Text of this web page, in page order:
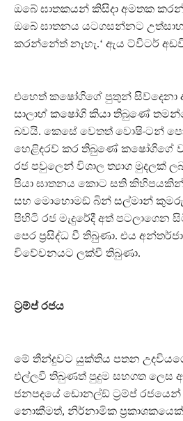
ඔබේ ඝාතකයන් කිසිදා අමතක
ඔබේ ඝාතනය යටගසන්නට
කරන්නේත් නැහැ.‘ ඇය ට්විටර්
එහෙත් කෂෝගිගේ පුතුන්
සාලාහ් කෂෝගි කියා තිබුණේ
බවයි. කෙසේ වෙතත් වොෂිංටන්
හෙළිදරව් කර තිබුණේ කෂෝගිගේ
රජ පවුලෙන් විශාල ත්‍යාග මුදලක්
පියා ඝාතනය කොට සති
සහ මොහොමඞ් බින් සල්මාන් කුමරු
පිහිටි රජ මැදුරේදී අත් පටලාගෙන
පෙර ප‍්‍රසිද්ධ වී තිබුණා. එය
විවේචනයට ලක්වී තිබුණා.
ට‍්‍රම්ප් රජය
මේ තීන්දුවට යුක්තිය පතන
එල්ලවී තිබුණත් පුදුම සහගත ලෙස
ජනපදයේ ඩොනල්ඞ් ට‍්‍රම්ප්
නොකීමත්, නිර්නාමික